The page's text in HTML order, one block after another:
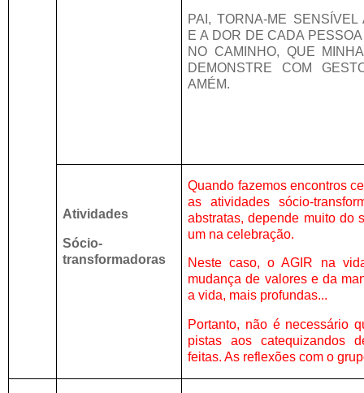
PAI, TORNA-ME SENSÍVEL
E A DOR DE CADA
NO CAMINHO, QUE
DEMONSTRE COM
AMÉM.
Atividades
Sócio-
transformadoras
Quando fazemos encontros
as atividades sócio-
abstratas, depende muito do
um na celebração.
Neste caso, o AGIR na
mudança de valores e da
a vida, mais profundas...
Portanto, não é necessário
pistas aos catequizandos
feitas. As reflexões com o